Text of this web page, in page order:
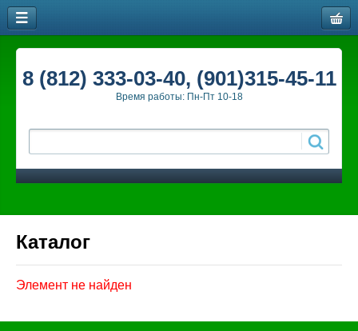
8 (812) 333-03-40, (901)315-45-11
Время работы: Пн-Пт 10-18
Каталог
Элемент не найден